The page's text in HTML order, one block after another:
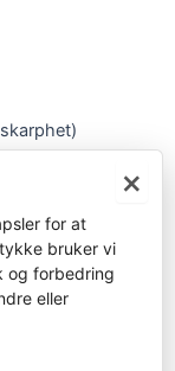
and Short‐Term
&
×
for at
bruker vi
og forbedring
eller